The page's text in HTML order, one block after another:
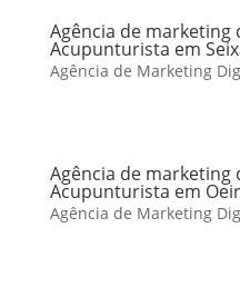
Agência de marketing
Acupunturista em
Agência de Marketing
Agência de marketing
Acupunturista em
Agência de Marketing